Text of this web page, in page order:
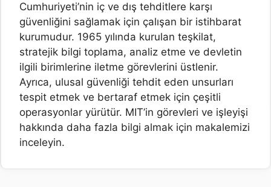
Cumhuriyeti’nin iç ve dış tehditlere karşı
güvenliğini sağlamak için çalışan bir istihbarat
kurumudur. 1965 yılında kurulan teşkilat,
stratejik bilgi toplama, analiz etme ve devletin
ilgili birimlerine iletme görevlerini üstlenir.
Ayrıca, ulusal güvenliği tehdit eden unsurları
tespit etmek ve bertaraf etmek için çeşitli
operasyonlar yürütür. MIT’in görevleri ve işleyişi
hakkında daha fazla bilgi almak için makalemizi
inceleyin.